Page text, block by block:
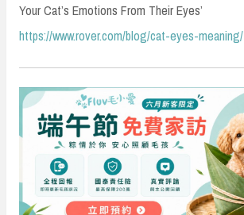
Your Cat’s Emotions From Their Eyes’
https://www.rover.com/blog/cat-eyes-meaning/